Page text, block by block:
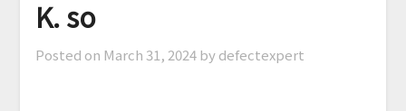
K. so
Posted on March 31, 2024 by defectexpert